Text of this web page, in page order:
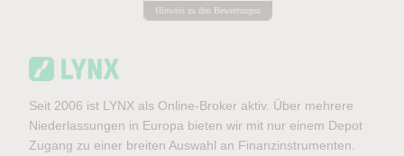
Hinweis zu den Bewertungen
Seit 2006 ist LYNX als Online-Broker aktiv. Über mehrere
Niederlassungen in Europa bieten wir mit nur einem Depot
Zugang zu einer breiten Auswahl an Finanzinstrumenten.